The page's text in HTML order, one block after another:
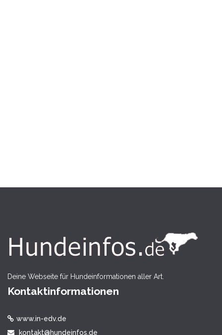
Deine Webseite für Hundeinformationen aller Art.
Kontaktinformationen
www.in-edv.de
kontakt@hundeinfos.de